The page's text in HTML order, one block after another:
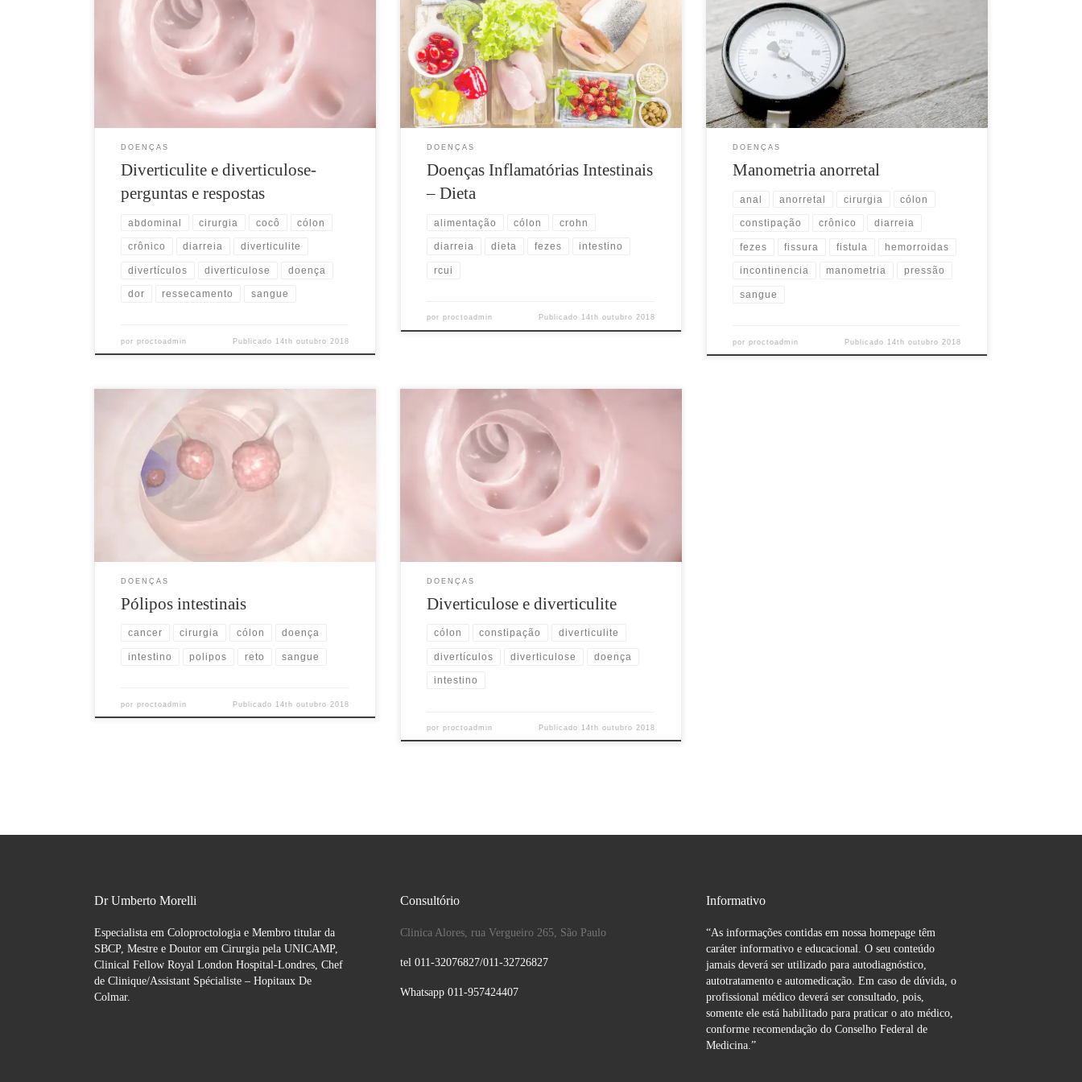
doença caracterizada pela inflamação dos divertículos,
que são pequenas bolsas no intestino grosso (chamado
de cólon), geralmente na parte final. Também
conhecida como diverticulose, ela tende a se
manifestar com maior freqüência após os 50 anos. O
Dr. Umberto esclarece todos os […]
DOENÇAS
Diverticulite e diverticulose-
perguntas e respostas
abdominal cirurgia cocô cólon
crônico diarreia diverticulite
divertículos diverticulose doença
dor ressecamento sangue
porproctoadmin Publicado 14th outubro 2018
remissão, pode levar uma vida praticamente
normal.Algumas medidas alimentares podem ajudar a
evitar as crises. Habito Alimentar Procure fazer
pequenas refeições ao longo do dia. Alimente-se a cada
3 horas, sempre em pequenos volumes (por exemplo :
café da manhã,lanche,almoço,lanche,jantar e […]
DOENÇAS
Doenças Inflamatórias Intestinais
– Dieta
alimentação cólon crohn
diarreia dieta fezes intestino
rcui
porproctoadmin Publicado 14th outubro 2018
Samaritano de São Paulo. Agende agora seu exame O
que é a manometria anorretal? A manometria anorretal
é um teste realizado para avaliar pacientes com
constipação, incontinência fecal e outros distúrbios dos
órgãos do assoalho pélvico. Este teste mede as pressões
[…]
DOENÇAS
Manometria anorretal
anal anorretal cirurgia cólon
constipação crônico diarreia
fezes fissura fistula hemorroidas
incontinencia manometria pressão
sangue
porproctoadmin Publicado 14th outubro 2018
O que são? O pólipo intestinal é uma alteração causada
pelo crescimento anormal da mucosa do intestino
grosso (cólon e reto). É uma das condições mais
comuns que afeta o intestino, ocorrendo em 15 a 20%
da população. Alguns são baixos e planos, outros são
altos e se assemelham a […]
DOENÇAS
Pólipos intestinais
cancer cirurgia cólon doença
intestino polipos reto sangue
porproctoadmin Publicado 14th outubro 2018
Definição Divertículos são pequenas saculações
(pequenos sacos) que surgem na parede do intestino
grosso podendo atingi-lo como um todo,
principalmente o lado esquerdo em um segmento
chamado sigmoide. O divertículo é formado por uma
camada interna chamada mucosa e outra externa
chamada serosa, ambas muito finas e próximas aos
DOENÇAS
Diverticulose e diverticulite
cólon constipação diverticulite
divertículos diverticulose doença
intestino
porproctoadmin Publicado 14th outubro 2018
Dr Umberto Morelli
Especialista em Coloproctologia e Membro titular da
SBCP, Mestre e Doutor em Cirurgia pela UNICAMP,
Clinical Fellow Royal London Hospital-Londres, Chef
de Clinique/Assistant Spécialiste – Hopitaux De
Colmar.
Consultório
Clinica Alores, rua Vergueiro 265, São Paulo
tel 011-32076827/011-32726827
Whatsapp 011-957424407
Informativo
“As informações contidas em nossa homepage têm
caráter informativo e educacional. O seu conteúdo
jamais deverá ser utilizado para autodiagnóstico,
autotratamento e automedicação. Em caso de dúvida, o
profissional médico deverá ser consultado, pois,
somente ele está habilitado para praticar o ato médico,
conforme recomendação do Conselho Federal de
Medicina.”